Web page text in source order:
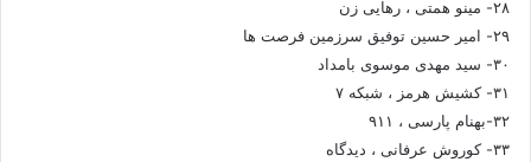
۲۸- مینو همتی ، رهایی زن
۲۹- امیر حسین توفیق سرزمین فرصت ها
۳۰- سید مهدی موسوی بامداد
۳۱- کشیش هرمز ، شبکه ۷
۳۲-بهنام پارسی ، ۹۱۱
۳۳- کوروش عرفانی ، دیدگاه